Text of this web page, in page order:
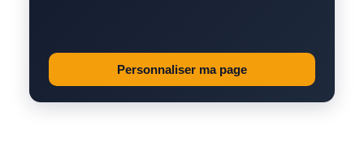
Personnaliser ma page